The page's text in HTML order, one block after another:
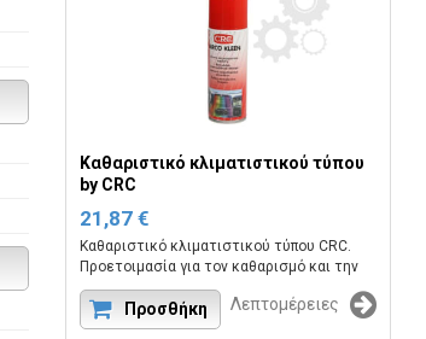
Καθαριστικό κλιματιστικού τύπου
by CRC
21,87 €
Καθαριστικό κλιματιστικού τύπου CRC.
Προετοιμασία για τον καθαρισμό και την
απολύμανση των συστημάτων
κλιματισμού.
Κωδικός εργοστασίου:CRC AIRCO KLEEN
Προσθήκη Λεπτομέρειες